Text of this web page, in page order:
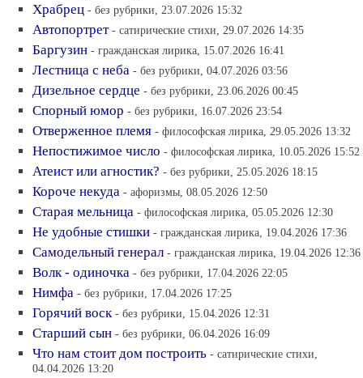
Храбрец - без рубрики, 23.07.2026 15:32
Автопортрет - сатирические стихи, 29.07.2026 14:35
Баргузин - гражданская лирика, 15.07.2026 16:41
Лестница с неба - без рубрики, 04.07.2026 03:56
Дизельное сердце - без рубрики, 23.06.2026 00:45
Спорный юмор - без рубрики, 16.07.2026 23:54
Отверженное племя - философская лирика, 29.05.2026 13:32
Непостижимое число - философская лирика, 10.05.2026 15:52
Атеист или агностик? - без рубрики, 25.05.2026 18:15
Короче некуда - афоризмы, 08.05.2026 12:50
Старая мельница - философская лирика, 05.05.2026 12:30
Не удобные стишки - гражданская лирика, 19.04.2026 17:36
Самодельный генерал - гражданская лирика, 19.04.2026 12:36
Волк - одиночка - без рубрики, 17.04.2026 22:05
Нимфа - без рубрики, 17.04.2026 17:25
Горячий воск - без рубрики, 15.04.2026 12:31
Старший сын - без рубрики, 06.04.2026 16:09
Что нам стоит дом построить - сатирические стихи,
04.04.2026 13:20